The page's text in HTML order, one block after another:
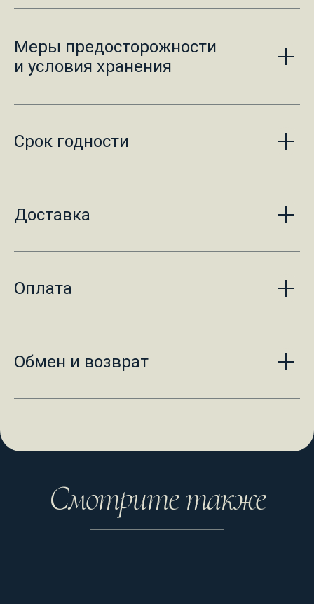
Меры предосторожности
и условия хранения
Срок годности
Доставка
Оплата
Обмен и возврат
Смотрите также